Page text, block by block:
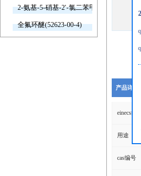
2-氨基-5-硝基-2'-氯二苯甲酮(2011-66-7)
全氟环醚(52623-00-4)
产品详细
einecs编号
用途
cas编号